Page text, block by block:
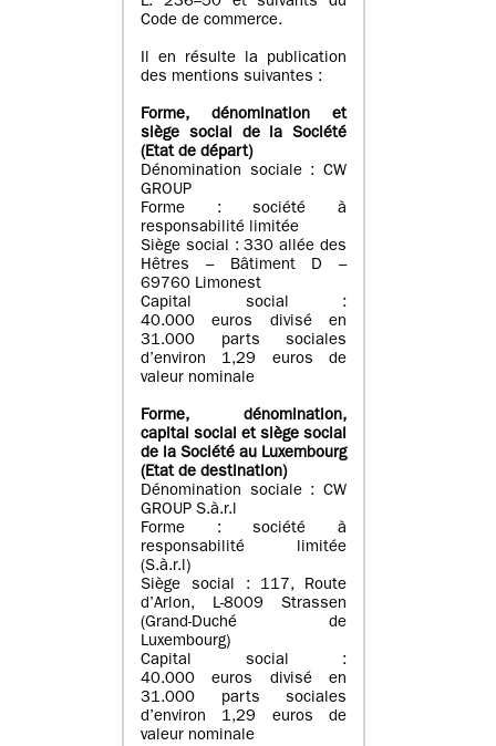
Code de commerce.
Il en résulte la publication
des mentions suivantes :
Forme, dénomination et
siège social de la Société
(Etatde départ)
Dénomination sociale : CW
GROUP
Forme : société à
responsabilité limitée
Siège social : 330 allée des
Hêtres – Bâtiment D –
69760 Limonest
Capital social :
40.000 euros divisé en
31.000 parts sociales
d’environ 1,29 euros de
valeur nominale
Forme, dénomination,
capital social et siège social
de la Société au Luxembourg
(Etat de destination)
Dénomination sociale : CW
GROUP S.à.r.l
Forme : société à
responsabilité limitée
(S.à.r.l)
Siège social : 117, Route
d’Arlon, L-8009 Strassen
(Grand-Duché de
Luxembourg)
Capital social :
40.000 euros divisé en
31.000 parts sociales
d’environ 1,29 euros de
valeur nominale